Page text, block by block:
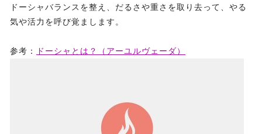
ドーシャバランスを整え、だるさや重さを取り去って、やる
気や活力を呼び覚まします。
参考： ドーシャとは？（アーユルヴェーダ）